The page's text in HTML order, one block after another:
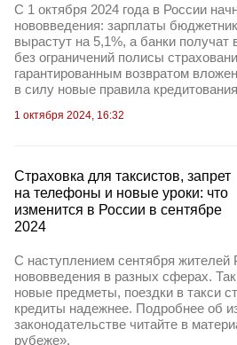
С 1 октября 2024 года в России
нововведения: зарплаты
вырастут на 5,1%, а банки получат
без ограничений полисы
гарантированным возвратом
в силу новые правила
1 октября 2024, 16:32
Страховка для таксистов, запрет
на телефоны и новые уроки: что
изменится в России в сентябре
2024
С наступлением сентября жителей
нововведения в разных сферах.
новые предметы, поездки в такси
кредиты надежнее. Подробнее об
законодательстве читайте в
рубеже».